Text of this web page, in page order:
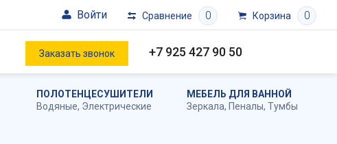
Войти Сравнение 0 Корзина 0
Заказать звонок +7 925 427 90 50
ПОЛОТЕНЦЕСУШИТЕЛИ
Водяные, Электрические
МЕБЕЛЬ ДЛЯ ВАННОЙ
Зеркала, Пеналы, Тумбы